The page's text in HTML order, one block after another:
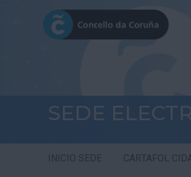
SEDE
INICIO SEDE CARTAFOL